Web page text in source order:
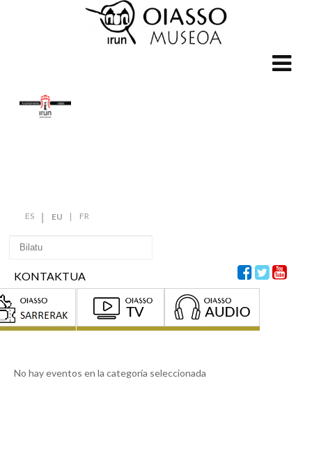
ES EU FR
KONTAKTUA
No hay eventos en la categoría seleccionada